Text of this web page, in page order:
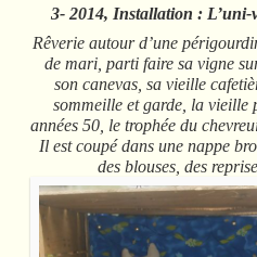
3- 2014, Installation : L’uni-
Rêverie autour d’une
de mari, parti faire sa vigne
son canevas, sa vieille
sommeille et garde, la vieille
années 50, le trophée du
Il est coupé dans une nappe
des blouses, des